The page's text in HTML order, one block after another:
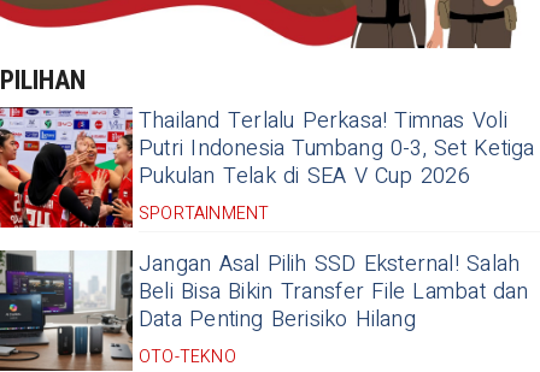
PILIHAN
Thailand Terlalu Perkasa! Timnas Voli
Putri Indonesia Tumbang 0-3, Set Ketiga
Pukulan Telak di SEA V Cup 2026
SPORTAINMENT
Jangan Asal Pilih SSD Eksternal! Salah
Beli Bisa Bikin Transfer File Lambat dan
Data Penting Berisiko Hilang
OTO-TEKNO